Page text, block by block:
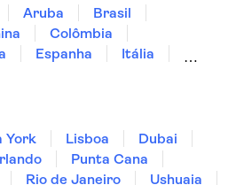
Gerês
Douro
Ria Formosa
Aruba
Brasil
Colômbia
Espanha
Itália
York Lisboa
Dubai
Punta Cana
Rio de Janeiro
Ushuaia